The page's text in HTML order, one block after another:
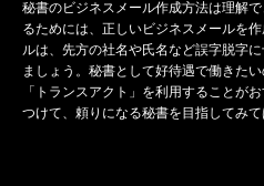
秘書のビジネスメール作成方法は理解
るためには、正しいビジネスメールを
ルは、先方の社名や氏名など誤字脱字
ましょう。秘書として好待遇で働きた
「トランスアクト」を利用することが
つけて、頼りになる秘書を目指してみて